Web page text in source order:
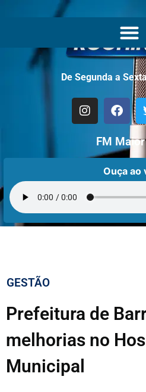
De Segunda a
FM
Ouça ao
GESTÃO
Prefeitura de
melhorias no
Municipal